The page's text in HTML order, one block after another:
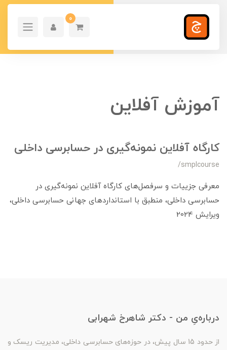
0
آموزش آفلاین
کارگاه آفلاین نمونه‌گیری در حسابرسی داخلی
/smplcourse
معرفی جزییات و سرفصل‌های کارگاه آفلاین نمونه‌گیری در
حسابرسی داخلی، منطبق با استانداردهای جهانی حسابرسی داخلی،
ویرایش 2024
درباره‌یِ من - دکتر شاهرخ شهرابی
از حدود 15 سال پیش، در حوزه‌های حسابرسی داخلی، مدیریت ریسک و